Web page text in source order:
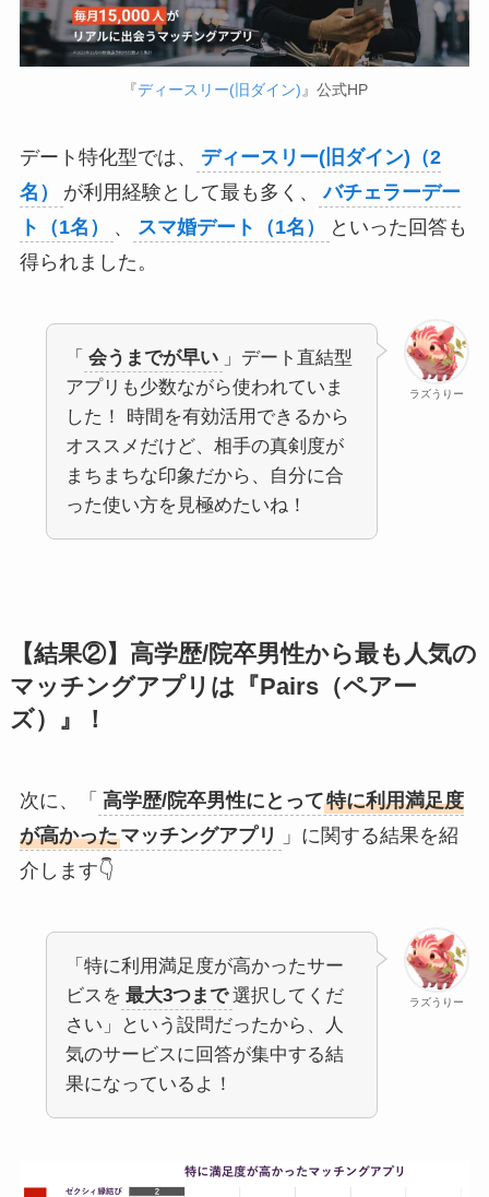
『ディースリー(旧ダイン) 』公式HP
デート特化型では、
ディースリー(旧ダイン)（2
名）
が利用経験として最も多く、
バチェラーデー
ト（1名）
、 スマ婚デート（1名）
といった回答も
得られました。
ラズうりー
「 会うまでが早い 」デート直結型
アプリも少数ながら使われていま
した！ 時間を有効活用できるから
オススメだけど、相手の真剣度が
まちまちな印象だから、自分に合
った使い方を見極めたいね！
【結果②】高学歴/院卒男性から最も人気の
マッチングアプリは『Pairs（ペアー
ズ）』！
次に、「 高学歴/院卒男性にとって特に利用満足度
が高かったマッチングアプリ
」に関する結果を紹
介します👇
ラズうりー
「特に利用満足度が高かったサー
ビスを 最大3つまで 選択してくだ
さい」という設問だったから、人
気のサービスに回答が集中する結
果になっているよ！